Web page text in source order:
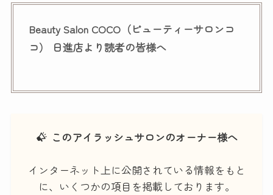
Beauty Salon COCO（ビューティーサロンコ
コ） 日進店より読者の皆様へ
このアイラッシュサロンのオーナー様へ
インターネット上に公開されている情報をもと
に、いくつかの項目を掲載しております。